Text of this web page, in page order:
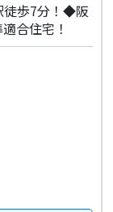
歩7分！◆阪
合住宅！